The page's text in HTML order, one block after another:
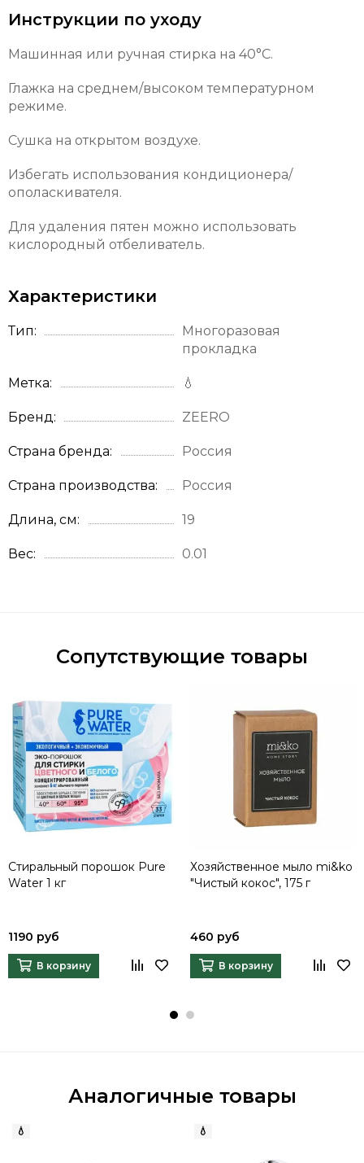
Инструкции по уходу
Машинная или ручная стирка на 40°С.
Глажка на среднем/высоком температурном
режиме.
Сушка на открытом воздухе.
Избегать использования кондиционера/
ополаскивателя.
Для удаления пятен можно использовать
кислородный отбеливатель.
Характеристики
Тип
Многоразовая
прокладка
Метка 💧
Бренд ZEERO
Страна бренда Россия
Страна производства Россия
Длина, см 19
Вес 0.01
Сопутствующие товары
Стиральный порошок Pure
Water 1 кг
1190 руб
В корзину
Хозяйственное мыло mi&ko
"Чистый кокос", 175 г
460 руб
В корзину
Аналогичные товары